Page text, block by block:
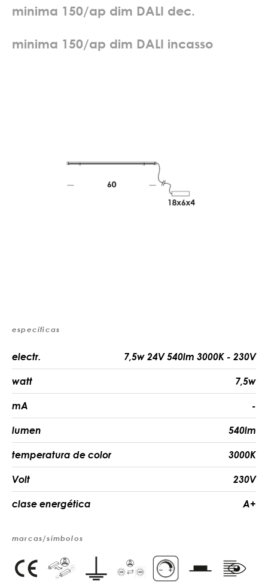
minima 150/ap dim DALI dec.
minima 150/ap dim DALI incasso
específicas
electr. 7,5w 24V 540lm 3000K - 230V
watt 7,5w
mA -
lumen 540lm
temperatura de color 3000K
Volt 230V
clase energética A+
marcas/símbolos